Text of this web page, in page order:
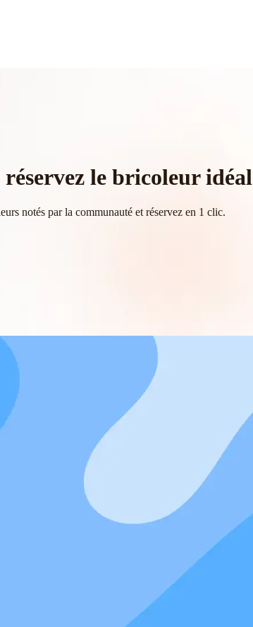
le bricoleur idéal
notés par la communauté et réservez en 1 clic.